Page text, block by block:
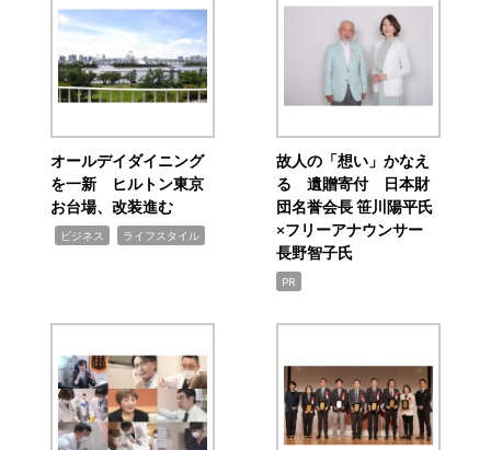
オールデイダイニング
を一新 ヒルトン東京
お台場、改装進む
ビジネス ライフスタイル
故人の「想い」かなえ
る 遺贈寄付 日本財
団名誉会長 笹川陽平氏
×フリーアナウンサー
長野智子氏
PR